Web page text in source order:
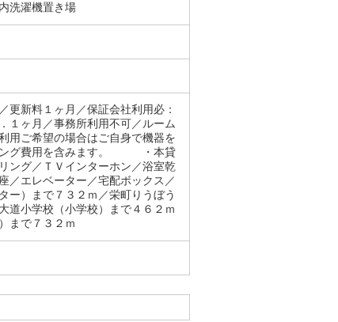
洗濯機置き場
新料１ヶ月／保証会社利用必：
１ヶ月／事務所利用不可／ルーム
用ご希望の場合はご自身で機器を
ング費用を含みます。 ・本貸
ング／ＴＶインターホン／浴室乾
／エレベーター／宅配ボックス／
ー）まで７３２ｍ／栄町りうぼう
道小学校（小学校）まで４６２ｍ
まで７３２ｍ